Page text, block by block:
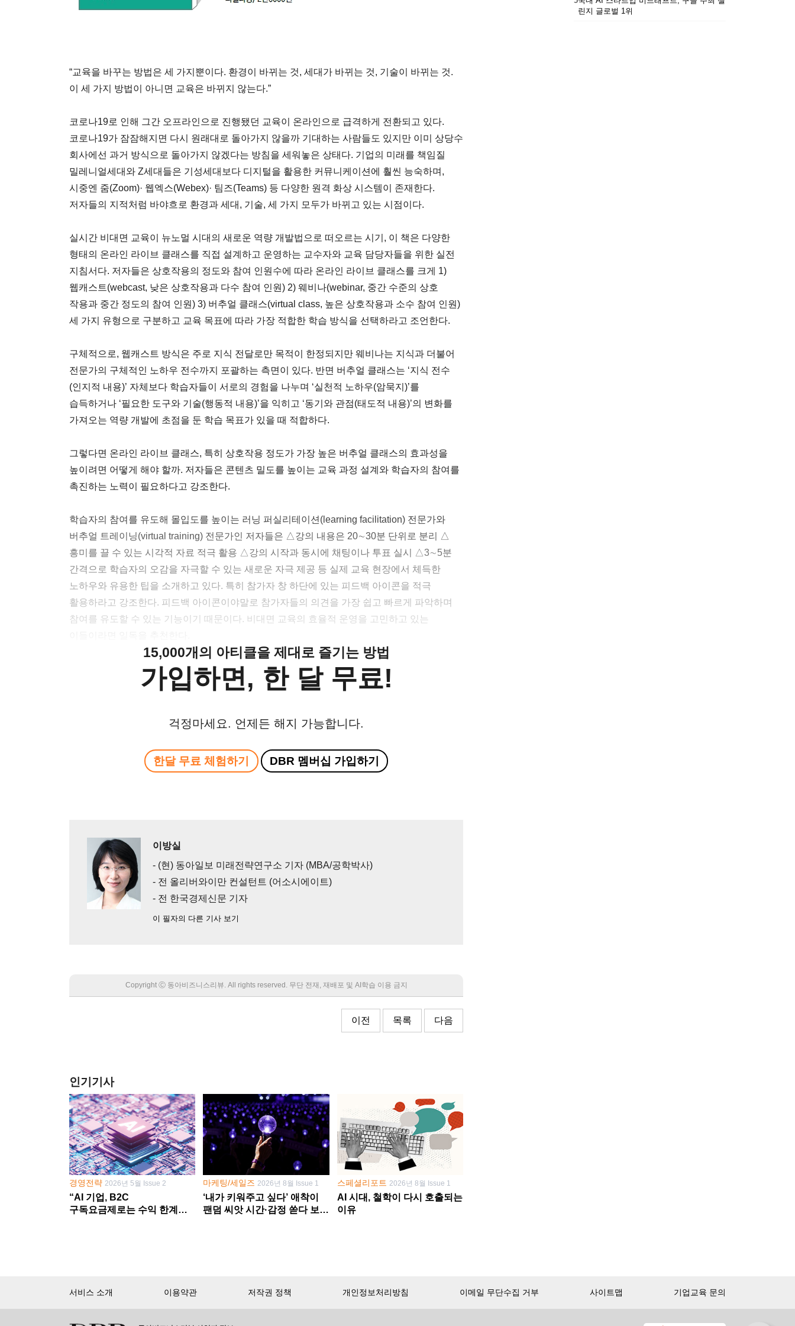
“교육을 바꾸는 방법은 세 가지뿐이다. 환경이 바뀌는 것, 세대가 바뀌는 것, 기술이 바뀌는 것.
이 세 가지 방법이 아니면 교육은 바뀌지 않는다.”
코로나19로 인해 그간 오프라인으로 진행됐던 교육이 온라인으로 급격하게 전환되고 있다.
코로나19가 잠잠해지면 다시 원래대로 돌아가지 않을까 기대하는 사람들도 있지만 이미 상당수
회사에선 과거 방식으로 돌아가지 않겠다는 방침을 세워놓은 상태다. 기업의 미래를 책임질
밀레니얼세대와 Z세대들은 기성세대보다 디지털을 활용한 커뮤니케이션에 훨씬 능숙하며,
시중엔 줌(Zoom)· 웹엑스(Webex)· 팀즈(Teams) 등 다양한 원격 화상 시스템이 존재한다.
저자들의 지적처럼 바야흐로 환경과 세대, 기술, 세 가지 모두가 바뀌고 있는 시점이다.
실시간 비대면 교육이 뉴노멀 시대의 새로운 역량 개발법으로 떠오르는 시기, 이 책은 다양한
형태의 온라인 라이브 클래스를 직접 설계하고 운영하는 교수자와 교육 담당자들을 위한 실전
지침서다. 저자들은 상호작용의 정도와 참여 인원수에 따라 온라인 라이브 클래스를 크게 1)
웹캐스트(webcast, 낮은 상호작용과 다수 참여 인원) 2) 웨비나(webinar, 중간 수준의 상호
작용과 중간 정도의 참여 인원) 3) 버추얼 클래스(virtual class, 높은 상호작용과 소수 참여 인원)
세 가지 유형으로 구분하고 교육 목표에 따라 가장 적합한 학습 방식을 선택하라고 조언한다.
구체적으로, 웹캐스트 방식은 주로 지식 전달로만 목적이 한정되지만 웨비나는 지식과 더불어
전문가의 구체적인 노하우 전수까지 포괄하는 측면이 있다. 반면 버추얼 클래스는 ‘지식 전수
(인지적 내용)’ 자체보다 학습자들이 서로의 경험을 나누며 ‘실천적 노하우(암묵지)’를
습득하거나 ‘필요한 도구와 기술(행동적 내용)’을 익히고 ‘동기와 관점(태도적 내용)’의 변화를
가져오는 역량 개발에 초점을 둔 학습 목표가 있을 때 적합하다.
그렇다면 온라인 라이브 클래스, 특히 상호작용 정도가 가장 높은 버추얼 클래스의 효과성을
높이려면 어떻게 해야 할까. 저자들은 콘텐츠 밀도를 높이는 교육 과정 설계와 학습자의 참여를
촉진하는 노력이 필요하다고 강조한다.
학습자의 참여를 유도해 몰입도를 높이는 러닝 퍼실리테이션(learning facilitation) 전문가와
버추얼 트레이닝(virtual training) 전문가인 저자들은 △강의 내용은 20∼30분 단위로 분리 △
흥미를 끌 수 있는 시각적 자료 적극 활용 △강의 시작과 동시에 채팅이나 투표 실시 △3∼5분
간격으로 학습자의 오감을 자극할 수 있는 새로운 자극 제공 등 실제 교육 현장에서 체득한
노하우와 유용한 팁을 소개하고 있다. 특히 참가자 창 하단에 있는 피드백 아이콘을 적극
활용하라고 강조한다. 피드백 아이콘이야말로 참가자들의 의견을 가장 쉽고 빠르게 파악하며
참여를 유도할 수 있는 기능이기 때문이다. 비대면 교육의 효율적 운영을 고민하고 있는
15,000개의 아티클을 제대로 즐기는 방법
가입하면, 한 달 무료!
걱정마세요. 언제든 해지 가능합니다.
한달 무료 체험하기 DBR 멤버십 가입하기
이방실
- (현) 동아일보 미래전략연구소 기자 (MBA/공학박사)
- 전 올리버와이만 컨설턴트 (어소시에이트)
- 전 한국경제신문 기자
이 필자의 다른 기사 보기
Copyright Ⓒ 동아비즈니스리뷰. All rights reserved. 무단 전재, 재배포 및 AI학습 이용 금지
이전 목록 다음
인기기사
경영전략 2026년 5월 Issue 2
“AI 기업, B2C
구독요금제로는 수익 한계
마케팅/세일즈 2026년 8월 Issue 1
‘내가 키워주고 싶다’ 애착이
팬덤 씨앗 시간·감정 쏟다 보면
스페셜리포트 2026년 8월 Issue 1
AI 시대, 철학이 다시 호출되는
이유
린지 글로벌 1위
서비스 소개 이용약관 저작권 정책 개인정보처리방침 이메일 무단수집 거부 사이트맵 기업교육 문의